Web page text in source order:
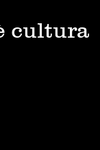
cultura